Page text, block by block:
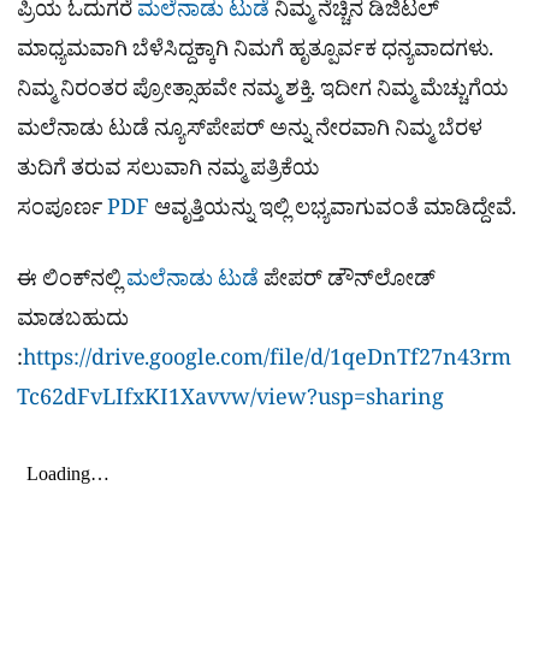
ಪ್ರಿಯ ಓದುಗರೆಮಲೆನಾಡು ಟುಡೆ ನಿಮ್ಮ ನೆಚ್ಚಿನ ಡಿಜಿಟಲ್
ಮಾಧ್ಯಮವಾಗಿ ಬೆಳೆಸಿದ್ದಕ್ಕಾಗಿ ನಿಮಗೆ ಹೃತ್ಪೂರ್ವಕ ಧನ್ಯವಾದಗಳು.
ನಿಮ್ಮ ನಿರಂತರ ಪ್ರೋತ್ಸಾಹವೇ ನಮ್ಮ ಶಕ್ತಿ. ಇದೀಗ ನಿಮ್ಮ ಮೆಚ್ಚುಗೆಯ
ಮಲೆನಾಡು ಟುಡೆ ನ್ಯೂಸ್‌ಪೇಪರ್ ಅನ್ನು ನೇರವಾಗಿ ನಿಮ್ಮ ಬೆರಳ
ತುದಿಗೆ ತರುವ ಸಲುವಾಗಿ ನಮ್ಮ ಪತ್ರಿಕೆಯ
ಸಂಪೂರ್ಣPDF ಆವೃತ್ತಿಯನ್ನು ಇಲ್ಲಿ ಲಭ್ಯವಾಗುವಂತೆ ಮಾಡಿದ್ದೇವೆ.
ಈ ಲಿಂಕ್​ನಲ್ಲಿಮಲೆನಾಡು ಟುಡೆ ಪೇಪರ್ ಡೌನ್​ಲೋಡ್
ಮಾಡಬಹುದು
:https://drive.google.com/file/d/1qeDnTf27n43rm
Tc62dFvLIfxKI1Xavvw/view?usp=sharing